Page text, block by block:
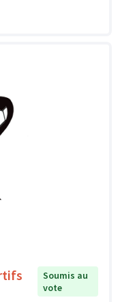
Soumis au
vote